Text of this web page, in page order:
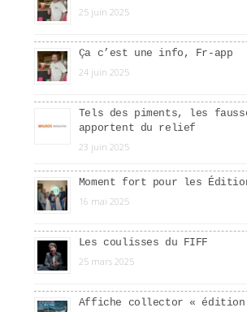
25 juin 2025
Ça c’est une info, Fr-app
24 juin 2025
Tels des piments, les
apportent du relief
23 juin 2025
Moment fort pour les
16 mai 2025
Les coulisses du FIFF
25 mars 2025
Affiche collector «